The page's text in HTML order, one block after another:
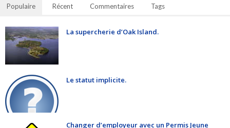
Populaire Récent Commentaires Tags
La supercherie d’Oak Island.
Le statut implicite.
Changer d’employeur avec un Permis Jeune